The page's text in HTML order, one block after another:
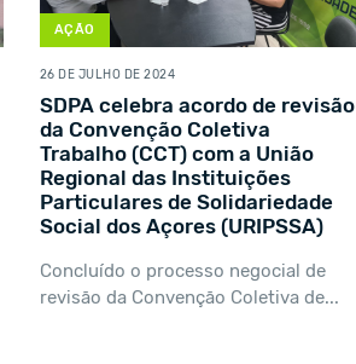
AÇÃO
26 DE JULHO DE 2024
SDPA celebra acordo de revisão
da Convenção Coletiva
Trabalho (CCT) com a União
Regional das Instituições
Particulares de Solidariedade
Social dos Açores (URIPSSA)
Concluído o processo negocial de
revisão da Convenção Coletiva de...